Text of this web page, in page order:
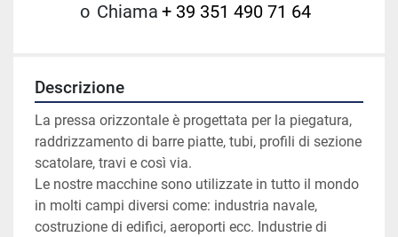
o Chiama + 39 351 490 71 64
Descrizione
La pressa orizzontale è progettata per la piegatura,
raddrizzamento di barre piatte, tubi, profili di sezione
scatolare, travi e così via.
Le nostre macchine sono utilizzate in tutto il mondo
in molti campi diversi come: industria navale,
costruzione di edifici, aeroporti ecc. Industrie di